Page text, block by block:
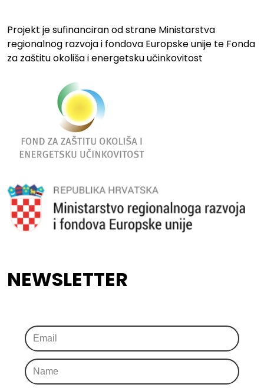
Projekt je sufinanciran od strane Ministarstva
regionalnog razvoja i fondova Europske unije te Fonda
za zaštitu okoliša i energetsku učinkovitost
NEWSLETTER